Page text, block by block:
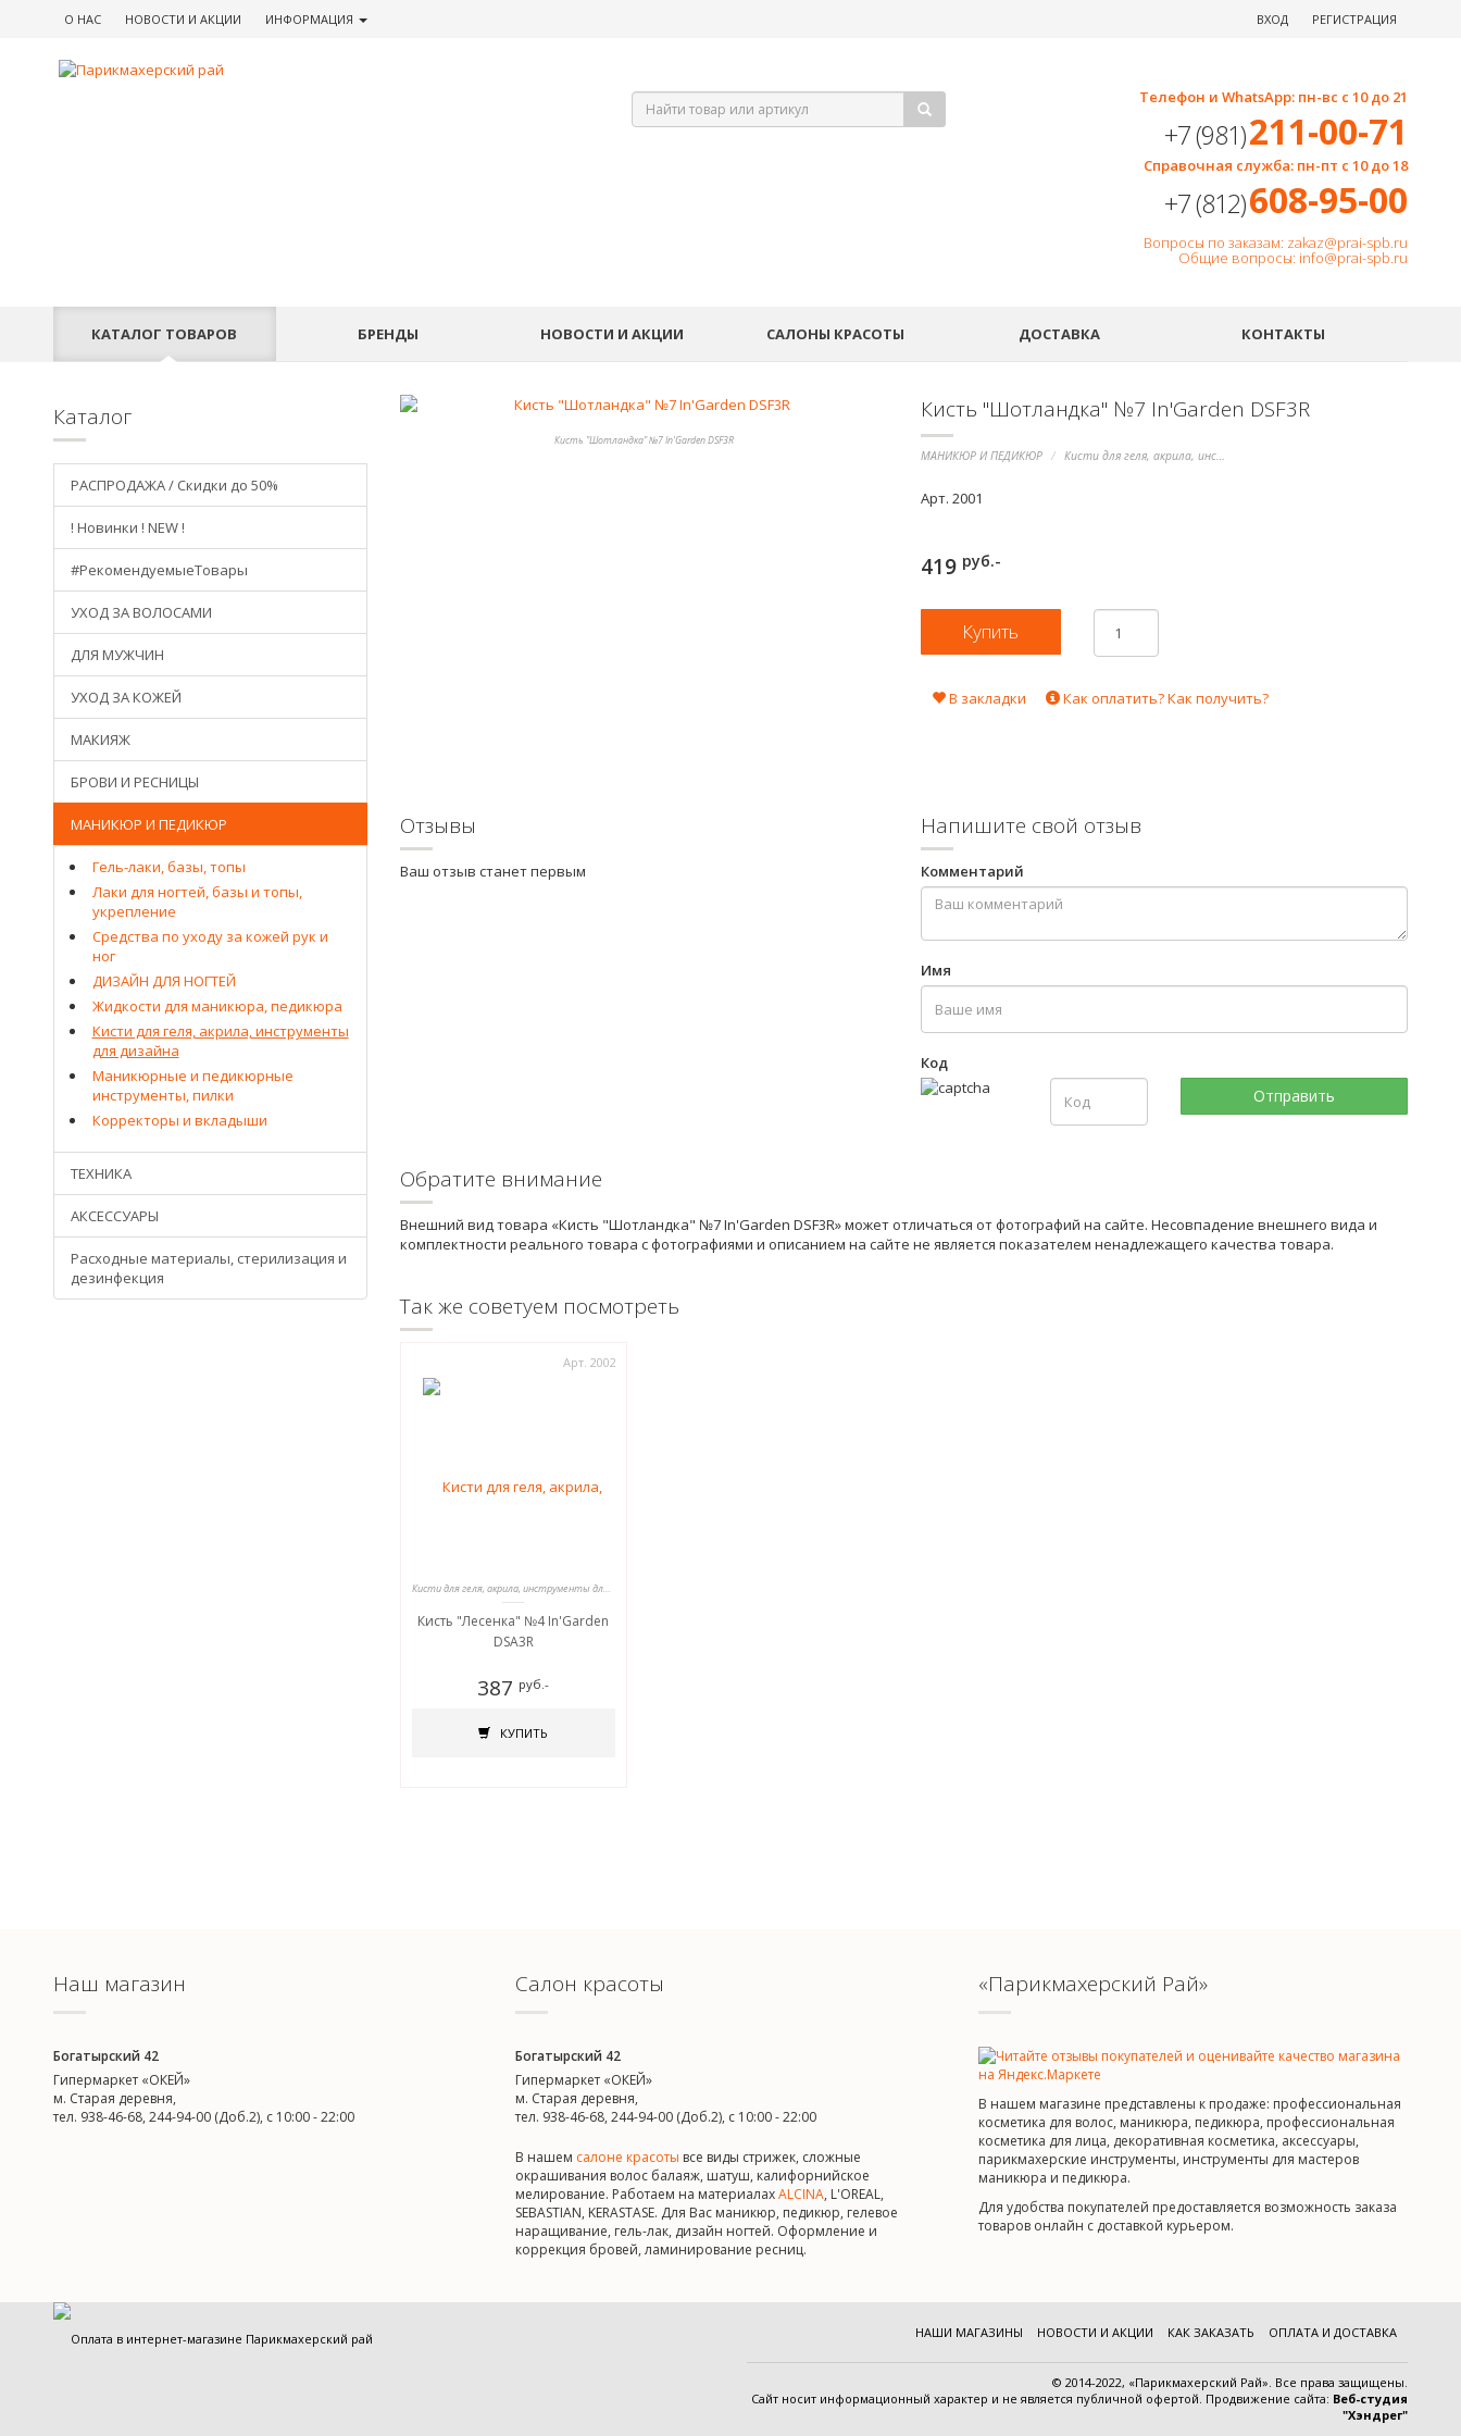
О НАС НОВОСТИ И АКЦИИ ИНФОРМАЦИЯ ВХОД РЕГИСТРАЦИЯ
Телефон и WhatsApp: пн-вс с 10 до 21
+7 (981)211-00-71
Справочная служба: пн-пт с 10 до 18
+7 (812)608-95-00
Вопросы по заказам: zakaz@prai-spb.ru
Общие вопросы: info@prai-spb.ru
КАТАЛОГ ТОВАРОВ БРЕНДЫ НОВОСТИ И АКЦИИ САЛОНЫ КРАСОТЫ ДОСТАВКА КОНТАКТЫ
Кисть "Шотландка" №7 In'Garden DSF3R
Кисть "Шотландка" №7 In'Garden DSF3R
МАНИКЮР И ПЕДИКЮР Кисти для геля, акрила, инструменты для дизайна
Арт. 2001
419 руб.-
В закладки Как оплатить? Как получить?
Отзывы
Ваш отзыв станет первым
Напишите свой отзыв
Комментарий
Имя
Код
Обратите внимание
Внешний вид товара «Кисть "Шотландка" №7 In'Garden DSF3R» может отличаться от фотографий на сайте. Несовпадение внешнего вида и
комплектности реального товара с фотографиями и описанием на сайте не является показателем ненадлежащего качества товара.
Так же советуем посмотреть
Арт. 2002
Кисти для геля, акрила, инструменты для дизайна
Кисть "Лесенка" №4 In'Garden
DSA3R
387 руб.-
КУПИТЬ
Каталог
РАСПРОДАЖА / Скидки до 50%
! Новинки ! NEW !
#РекомендуемыеТовары
УХОД ЗА ВОЛОСАМИ
ДЛЯ МУЖЧИН
УХОД ЗА КОЖЕЙ
МАКИЯЖ
БРОВИ И РЕСНИЦЫ
МАНИКЮР И ПЕДИКЮР
Гель-лаки, базы, топы
Лаки для ногтей, базы и топы,
укрепление
Средства по уходу за кожей рук и
ног
ДИЗАЙН ДЛЯ НОГТЕЙ
Жидкости для маникюра, педикюра
Кисти для геля, акрила, инструменты
для дизайна
Маникюрные и педикюрные
инструменты, пилки
Корректоры и вкладыши
ТЕХНИКА
АКСЕССУАРЫ
Расходные материалы, стерилизация и
дезинфекция
Наш магазин
Богатырский 42
Гипермаркет «ОКЕЙ»
м. Старая деревня,
тел. 938-46-68, 244-94-00 (Доб.2), c 10:00 - 22:00
Салон красоты
Богатырский 42
Гипермаркет «ОКЕЙ»
м. Старая деревня,
тел. 938-46-68, 244-94-00 (Доб.2), c 10:00 - 22:00
В нашем салоне красоты все виды стрижек, сложные
окрашивания волос балаяж, шатуш, калифорнийское
мелирование. Работаем на материалахALCINA, L'OREAL,
SEBASTIAN, KERASTASE. Для Вас маникюр, педикюр, гелевое
наращивание, гель-лак, дизайн ногтей. Оформление и
коррекция бровей, ламинирование ресниц.
«Парикмахерский Рай»
В нашем магазине представлены к продаже: профессиональная
косметика для волос, маникюра, педикюра, профессиональная
косметика для лица, декоративная косметика, аксессуары,
парикмахерские инструменты, инструменты для мастеров
маникюра и педикюра.
Для удобства покупателей предоставляется возможность заказа
товаров онлайн с доставкой курьером.
НАШИ МАГАЗИНЫ НОВОСТИ И АКЦИИ КАК ЗАКАЗАТЬ ОПЛАТА И ДОСТАВКА
© 2014-2022, «Парикмахерский Рай». Все права защищены.
Cайт носит информационный характер и не является публичной офертой. Продвижение сайта: Веб-студия
"Хэндрег"